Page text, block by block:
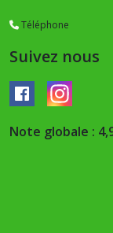
Téléphone
Suivez nous
Note globale :